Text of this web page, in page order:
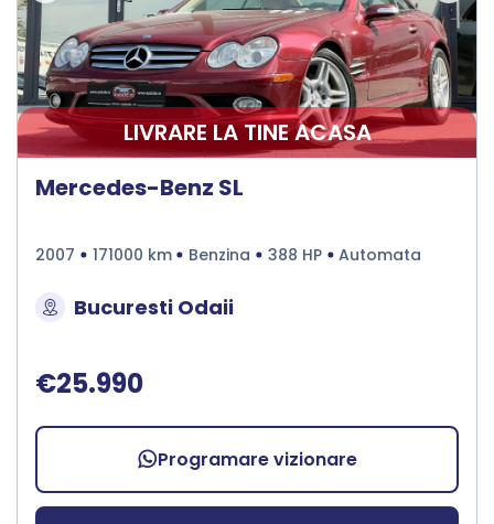
LIVRARE LA TINE ACASA
Mercedes-Benz SL
2007 171000 km Benzina 388 HP Automata
Bucuresti Odaii
€25.990
Programare vizionare